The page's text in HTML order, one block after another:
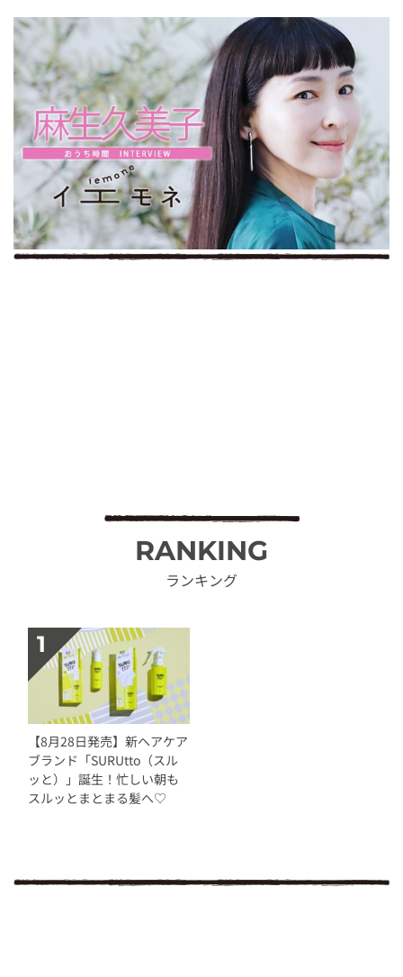
RANKING
ランキング
【8月28日発売】新ヘアケア
ブランド「SURUtto（スル
ッと）」誕生！忙しい朝も
スルッとまとまる髪へ♡